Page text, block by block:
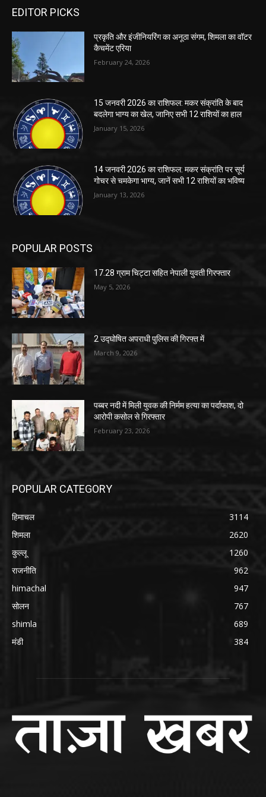
EDITOR PICKS
प्रकृति और इंजीनियरिंग का अनूठा संगम, शिमला का वॉटर
कैचमेंट एरिया
February 24, 2026
15 जनवरी 2026 का राशिफल: मकर संक्रांति के बाद
बदलेगा भाग्य का खेल, जानिए सभी 12 राशियों का हाल
January 15, 2026
14 जनवरी 2026 का राशिफल: मकर संक्रांति पर सूर्य
गोचर से चमकेगा भाग्य, जानें सभी 12 राशियों का भविष्य
January 13, 2026
POPULAR POSTS
17.28 ग्राम चिट्टा सहित नेपाली युवती गिरफ्तार
May 5, 2026
2 उद्घोषित अपराधी पुलिस की गिरफ्त में
March 9, 2026
पब्बर नदी में मिली युवक की निर्मम हत्या का पर्दाफाश, दो
आरोपी कसोल से गिरफ्तार
February 23, 2026
POPULAR CATEGORY
हिमाचल
3114
शिमला
2620
कुल्लू
1260
राजनीति
962
himachal
947
सोलन
767
shimla
689
मंडी
384